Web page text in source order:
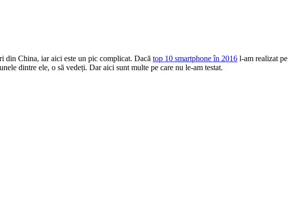
din China, iar aici este un pic complicat. Dacă top 10 smartphone în 2016 l-am realizat pe
dintre ele, o să vedeți. Dar aici sunt multe pe care nu le-am testat.